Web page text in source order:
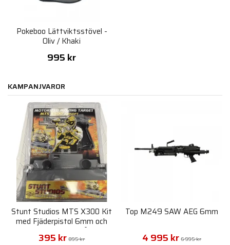
Pokeboo Lättviktsstövel -
Oliv / Khaki
995 kr
KAMPANJVAROR
Stunt Studios MTS X300 Kit
med Fjäderpistol 6mm och
Rörligt Skjutmål
395 kr 895 kr
Top M249 SAW AEG 6mm
4 995 kr 6 995 kr